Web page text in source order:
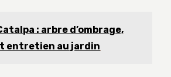
: arbre d’ombrage,
entretien au jardin